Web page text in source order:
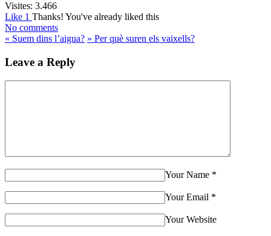
Visites: 3.466
Like 1 Thanks! You've already liked this
No comments
« Suem dins l’aigua? » Per què suren els vaixells?
Leave a Reply
Your Name *
Your Email *
Your Website